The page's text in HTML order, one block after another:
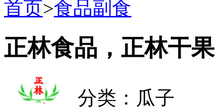
首页>食品副食
正林食品，正林干果
分类：瓜子